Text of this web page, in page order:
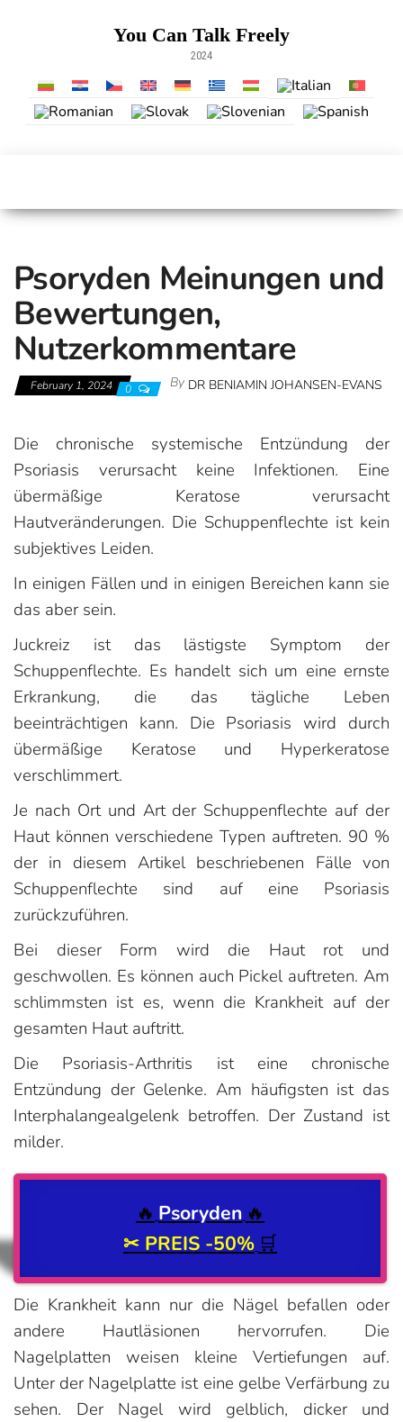
You Can Talk Freely
2024
Psoryden Meinungen und
Bewertungen,
Nutzerkommentare
February 1, 2024 0 By DR BENIAMIN JOHANSEN-EVANS
Die chronische systemische Entzündung der
Psoriasis verursacht keine Infektionen. Eine
übermäßige Keratose verursacht
Hautveränderungen. Die Schuppenflechte ist kein
subjektives Leiden.
In einigen Fällen und in einigen Bereichen kann sie
das aber sein.
Juckreiz ist das lästigste Symptom der
Schuppenflechte. Es handelt sich um eine ernste
Erkrankung, die das tägliche Leben
beeinträchtigen kann. Die Psoriasis wird durch
übermäßige Keratose und Hyperkeratose
verschlimmert.
Je nach Ort und Art der Schuppenflechte auf der
Haut können verschiedene Typen auftreten. 90 %
der in diesem Artikel beschriebenen Fälle von
Schuppenflechte sind auf eine Psoriasis
zurückzuführen.
Bei dieser Form wird die Haut rot und
geschwollen. Es können auch Pickel auftreten. Am
schlimmsten ist es, wenn die Krankheit auf der
gesamten Haut auftritt.
Die Psoriasis-Arthritis ist eine chronische
Entzündung der Gelenke. Am häufigsten ist das
Interphalangealgelenk betroffen. Der Zustand ist
milder.
🔥 Psoryden 🔥
✂ PREIS -50% 🛒
Die Krankheit kann nur die Nägel befallen oder
andere Hautläsionen hervorrufen. Die
Nagelplatten weisen kleine Vertiefungen auf.
Unter der Nagelplatte ist eine gelbe Verfärbung zu
sehen. Der Nagel wird gelblich, dicker und